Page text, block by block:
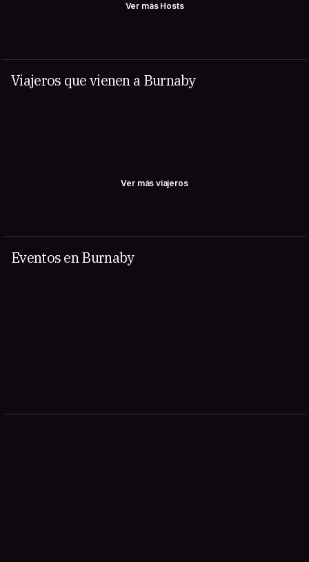
Ver más Hosts
Viajeros que vienen a Burnaby
Ver más viajeros
Eventos en Burnaby